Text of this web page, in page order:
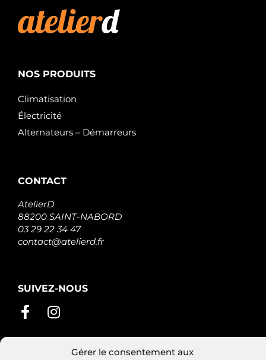
Gérer le consentement aux
NOS PRODUITS
Climatisation
Électricité
Alternateurs – Démarreurs
CONTACT
AtelierD
88200 SAINT-NABORD
03 29 22 34 47
contact@atelierd.fr
SUIVEZ-NOUS